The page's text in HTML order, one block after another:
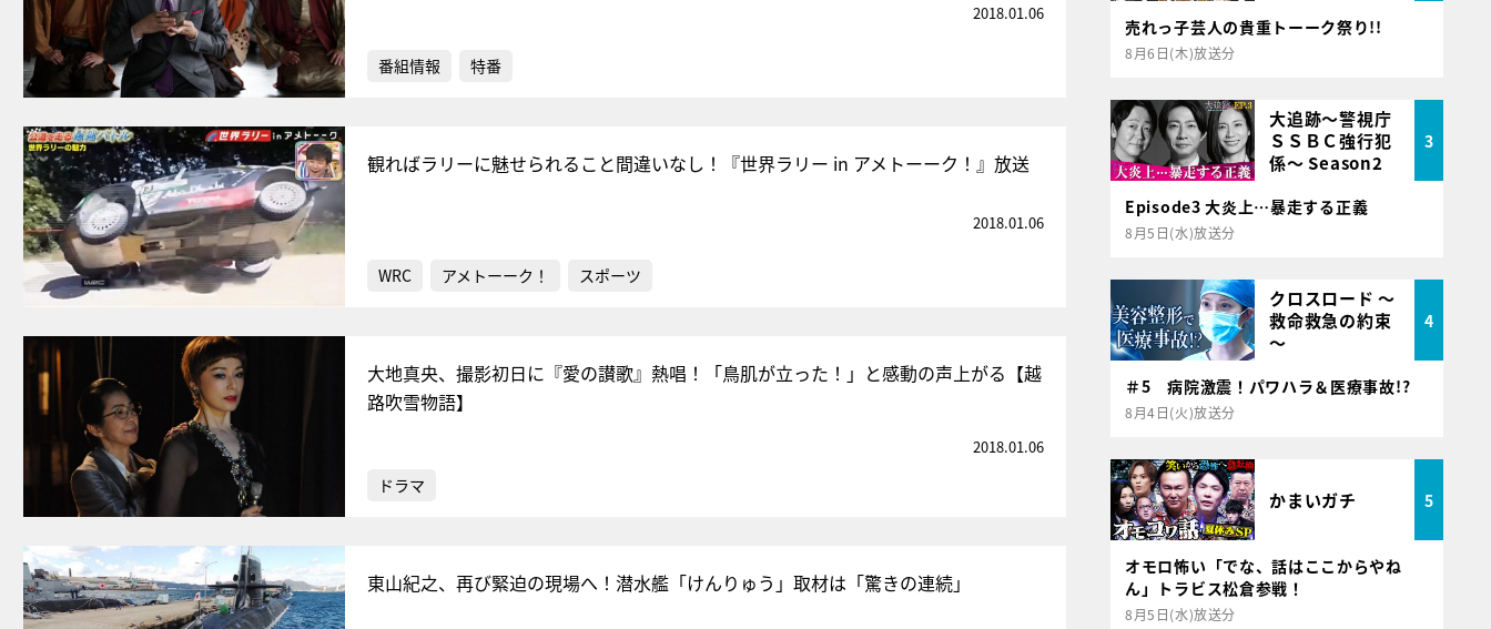
2018.01.06
番組情報 特番
観ればラリーに魅せられること間違いなし！『世界ラリー in アメトーーク！』放送
2018.01.06
WRC アメトーーク！ スポーツ
大地真央、撮影初日に『愛の讃歌』熱唱！「鳥肌が立った！」と感動の声上がる【越
路吹雪物語】
2018.01.06
ドラマ
東山紀之、再び緊迫の現場へ！潜水艦「けんりゅう」取材は「驚きの連続」
売れっ子芸人の貴重トーーク祭り!!
8月6日(木)放送分
大追跡～警視庁
ＳＳＢＣ強行犯
係～ Season2
3
Episode3 大炎上…暴走する正義
8月5日(水)放送分
クロスロード ～
救命救急の約束
～
4
＃5 病院激震！パワハラ＆医療事故!?
8月4日(火)放送分
かまいガチ 5
オモロ怖い「でな、話はここからやね
ん」トラビス松倉参戦！
8月5日(水)放送分